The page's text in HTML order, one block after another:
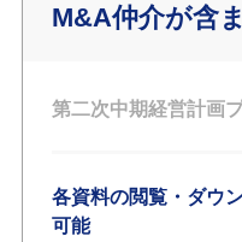
M&A仲介が含
第二次中期経営計画
各資料の閲覧・ダウ
可能